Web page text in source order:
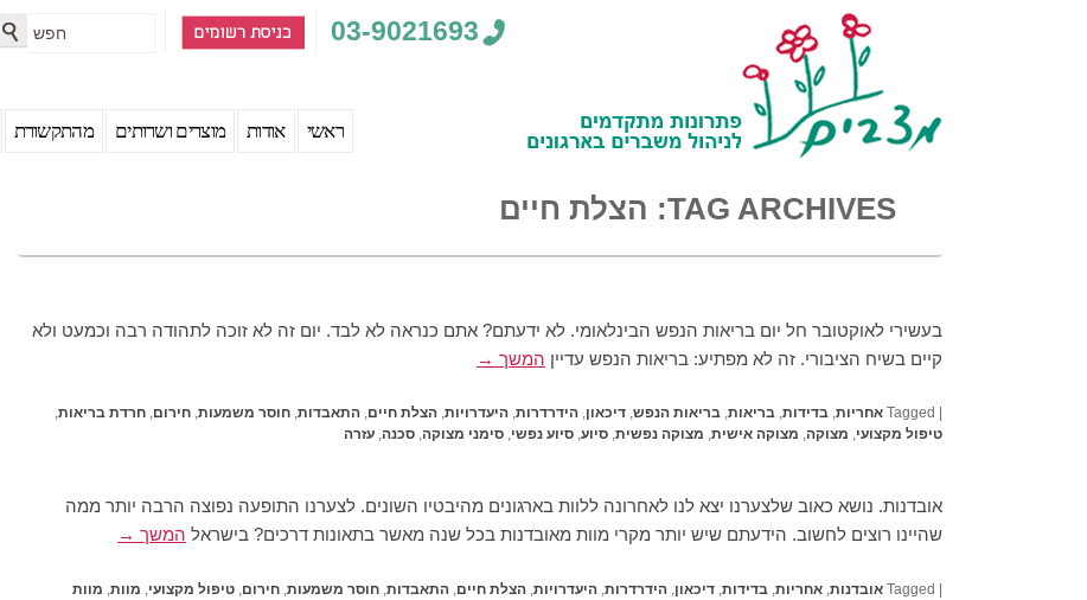
Search 03-9021693
Primary
Skip
Skip
ראשי אודות מוצרים ושרותים מהתקשורת
TAG ARCHIVES: הצלת חיים
בעשירי לאוקטובר חל יום בריאות הנפש הבינלאומי. לא ידעתם? אתם כנראה לא לבד. ​יום זה לא זוכה לתהודה רבה וכמעט ולא
קיים בשיח הציבורי. זה לא מפתיע: בריאות הנפש עדיין המשך →
Tagged אחריות, בדידות, בריאות, בריאות הנפש, דיכאון, הידרדרות, היעדרויות, הצלת חיים, התאבדות, חוסר משמעות, חירום, חרדת בריאות,
טיפול מקצועי, מצוקה, מצוקה אישית, מצוקה נפשית, סיוע, סיוע נפשי, סימני מצוקה, סכנה, עזרה
אובדנות. נושא כאוב שלצערנו יצא לנו לאחרונה ללוות בארגונים מהיבטיו השונים. לצערנו התופעה נפוצה הרבה יותר ממה
שהיינו רוצים לחשוב. הידעתם שיש יותר מקרי מוות מאובדנות בכל שנה מאשר בתאונות דרכים? בישראל המשך →
|
Tagged אובדנות אחריות בדידות דיכאון הידרדרות היעדרויות הצלת חיים התאבדות חוסר משמעות חירום טיפול מקצועי מוות מוות